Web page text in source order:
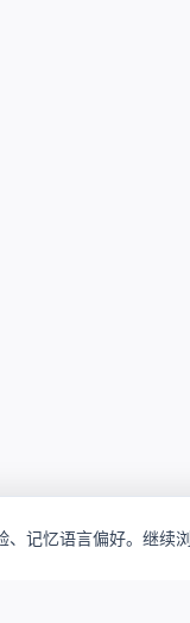
记忆语言偏好。继续